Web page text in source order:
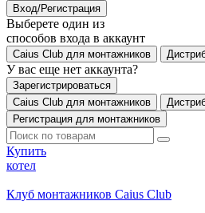
Вход/Регистрация
Выберете один из
способов входа в аккаунт
Caius Club для монтажников
У вас еще нет аккаунта?
Зарегистрироваться
Caius Club для монтажников
Регистрация для монтажников
Купить
котел
Клуб монтажников Caius Club